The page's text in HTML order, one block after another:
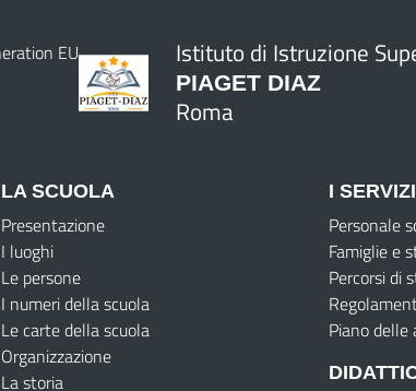
Istituto di Istruzione
PIAGET DIAZ
Roma
LA SCUOLA
Presentazione
I luoghi
Le persone
I numeri della scuola
Le carte della scuola
Organizzazione
La storia
I SERVIZI
Personale
Famiglie e
Percorsi di
Piano